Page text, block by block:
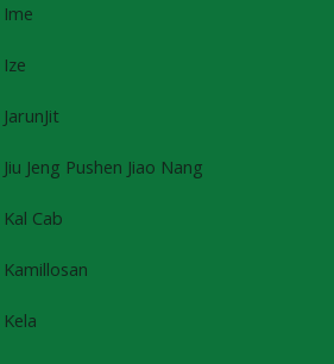
Ime
Ize
JarunJit
Jiu Jeng Pushen Jiao Nang
Kal Cab
Kamillosan
Kela